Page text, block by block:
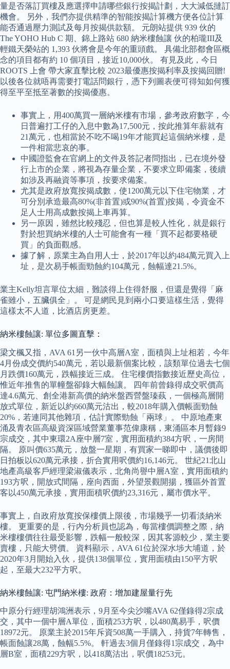
量是否落訂買樓及應選擇申請哪些銀行按揭計劃，大大減低撻訂
機會。 另外，我們亦提供精準的智能按揭計算機方便各位計算
能否通過壓力測試及每月按揭供款額。 元朗站提供 939 伙的
The YOHO Hub C 期、錦上路站 680 納米樓蝕讓 伙的柏瓏III及
輕鐵天榮站的 1,393 伙將會是今年的重頭戲。 具備北部都會區概
念的項目都有約 10 個項目，接近10,000伙。 有見及此，今日
ROOTS 上會 帶大家直擊比較 2023最優惠按揭利率及按揭回贈!
以後各位就唔再需要打電話問銀行，憑下列圖表便可得知如何獲
得至平至抵至著數的按揭優惠。
事實上，用400萬買一層納米樓有市場，參考政府數字，今
日普遍打工仔的入息中數為17,500元，按此推算年薪就有
21萬元，也相當於不吃不喝19年才能買起這個納米樓，是
一件相當悲哀的事。
中國證監會在官網上的文件及答記者問指出，已在境外發
行上市的企業，將視為存量企業，不要求立即備案，後續
如涉及再融資等事項，按要求備案。
尤其是政府放寬按揭成數，使1200萬元以下住宅物業，才
可分別承造最高80%(非首置)或90%(首置)按揭，令資金不
足人士用高成數按揭上車再算。
另一原因，雖然比較殘忍，但也算是較人性化，就是銀行
對於想買納米樓的人士可能會有一種「買不起都要格硬
買」的負面觀感。
據了解，原業主為自用人士，於2017年以約484萬元買入上
址，是次易手帳面勁蝕約104萬元，蝕幅達21.5%。
業主Kelly坦言單位太細，難談得上住得舒服，但還是覺得「麻
雀雖小，五臟俱全」。 可是網民見到兩小口要這樣生活，覺得
這樣太不人道，比酒店房更差。
納米樓蝕讓: 單位多圖直擊：
梁文楓又指，AVA 61另一伙中高層A室，面積與上址相若，今年
4月份成交價約540萬元，若以最新個案比較，該類單位過去七個
月跌價160萬元，跌幅接近三成。 住宅樓價指數接近歷史高位，
惟近年推售的單幢盤卻錄大幅蝕讓。 四年前曾錄得成交呎價高
達4.6萬元、創全港新高價的納米盤西營盤瑧蓺，一個極高層開
放式單位，新近以約660萬元沽出，較2018年購入價帳面勁蝕
20%，若連同其他雜項，估計實際勁蝕「兩球」。 中原地產東
涌及青衣區高級資深區域營業董事范偉康稱，東涌區本月暫錄9
宗成交，其中東環2A座中層7室，實用面積約384方呎，一房間
隔。 原叫價635萬元，放盤一星期，有買家一睇即中，議價後即
日拍板以620萬元承接，折合實用呎價約16,146元。 世紀21北山
地產高級客戶經理梁淑儀表示，北角尚譽中層A室，實用面積約
193方呎，開放式間隔，座向西面，外望景觀開揚，獲區外首置
客以450萬元承接，實用面積呎價約23,316元，屬市價水平。
事實上，自政府放寬按保樓價上限後，市場幾乎一切看淡納米
樓。 更重要的是，行內分析員也認為，每當樓價調整之際，納
米樓樓價往往最受影響，跌幅一般較深，因其客源較少，業主要
賣樓，只能大劈價。 資料顯示，AVA 61位於深水埗大埔道，於
2020年3月開始入伙，提供138個單位，實用面積由150平方呎
起，至最大232平方呎。
納米樓蝕讓: 屯門納米樓: 政府：增加建屋量行先
中原分行經理胡鴻洲表示，9月至今尖沙嘴AVA 62僅錄得2宗成
交，其中一個中層A單位，面積253方呎，以480萬易手，呎價
18972元。 原業主於2015年斥資508萬一手購入，持貨7年轉售，
帳面蝕讓28萬，蝕幅5.5%。 軒過去3個月僅錄得1宗成交，為中
層B室，面積229方呎，以418萬沽出，呎價18253元。